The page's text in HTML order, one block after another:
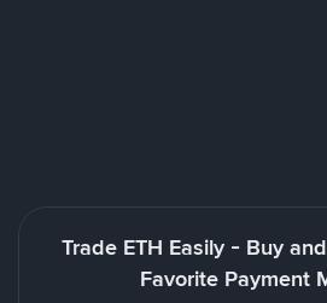
Trade ETH Easily - Buy
Favorite Payment